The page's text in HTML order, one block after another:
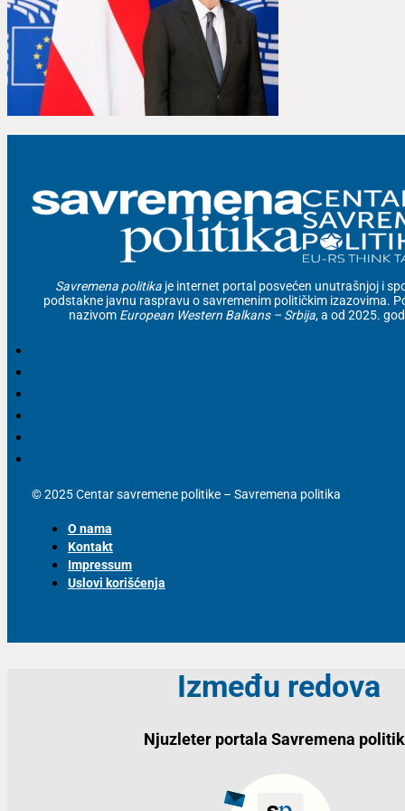
Savremena politika je internet portal posvećen unutrašnjoj i
podstakne javnu raspravu o savremenim političkim izazovima.
nazivom European Western Balkans – Srbija, a od 2025.
© 2025 Centar savremene politike – Savremena politika
O nama
Kontakt
Impressum
Uslovi korišćenja
Između redova
Njuzleter portala Savremena